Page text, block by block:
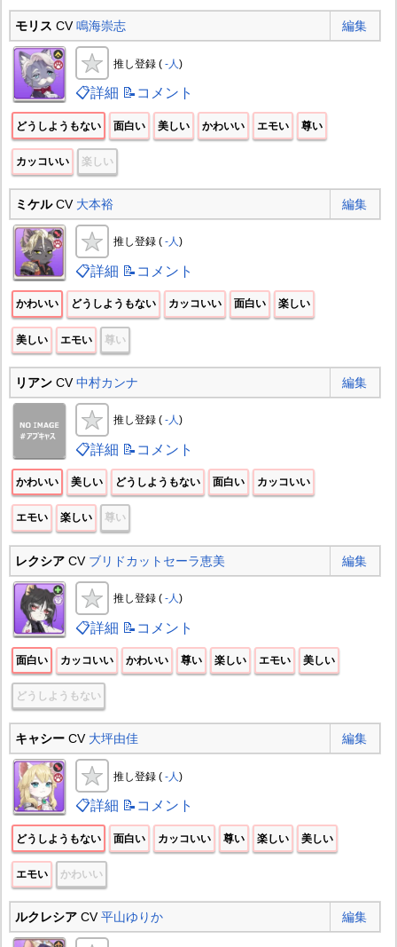
モリス CV鳴海崇志 編集
推し登録 ( -人 )
📋詳細 📝コメント
どうしようもない 面白い 美しい かわいい エモい 尊い
カッコいい 楽しい
ミケルCV 大本裕 編集
推し登録 ( -人)
📋詳細 📝コメント
かわいい どうしようもない カッコいい 面白い 楽しい
美しい エモい 尊い
リアンCV中村カンナ 編集
推し登録 ( -人)
📋詳細 📝コメント
かわいい 美しい どうしようもない 面白い カッコいい
エモい 楽しい 尊い
レクシアCV ブリドカットセーラ恵美 編集
推し登録 ( -人)
📋詳細 📝コメント
面白い カッコいい かわいい 尊い 楽しい エモい 美しい
どうしようもない
キャシーCV 大坪由佳 編集
推し登録 ( -人 )
📋詳細 📝コメント
どうしようもない 面白い カッコいい 尊い 楽しい 美しい
エモい かわいい
ルクレシアCV平山ゆりか 編集